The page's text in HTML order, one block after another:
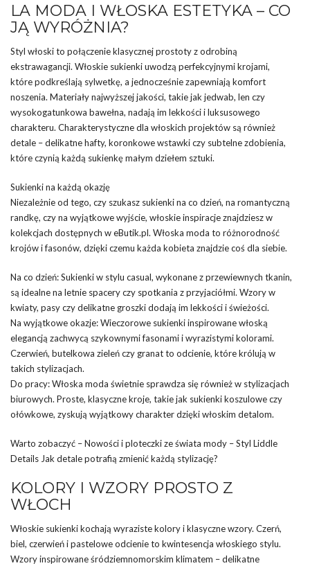
LA MODA I WŁOSKA ESTETYKA – CO
JĄ WYRÓŻNIA?
Styl włoski to połączenie klasycznej prostoty z odrobiną
ekstrawagancji. Włoskie sukienki uwodzą perfekcyjnymi krojami,
które podkreślają sylwetkę, a jednocześnie zapewniają komfort
noszenia. Materiały najwyższej jakości, takie jak jedwab, len czy
wysokogatunkowa bawełna, nadają im lekkości i luksusowego
charakteru. Charakterystyczne dla włoskich projektów są również
detale – delikatne hafty, koronkowe wstawki czy subtelne zdobienia,
które czynią każdą sukienkę małym dziełem sztuki.
Sukienki na każdą okazję
Niezależnie od tego, czy szukasz sukienki na co dzień, na romantyczną
randkę, czy na wyjątkowe wyjście, włoskie inspiracje znajdziesz w
kolekcjach dostępnych w eButik.pl. Włoska moda to różnorodność
krojów i fasonów, dzięki czemu każda kobieta znajdzie coś dla siebie.
Na co dzień: Sukienki w stylu casual, wykonane z przewiewnych tkanin,
są idealne na letnie spacery czy spotkania z przyjaciółmi. Wzory w
kwiaty, pasy czy delikatne groszki dodają im lekkości i świeżości.
Na wyjątkowe okazje: Wieczorowe sukienki inspirowane włoską
elegancją zachwycą szykownymi fasonami i wyrazistymi kolorami.
Czerwień, butelkowa zieleń czy granat to odcienie, które królują w
takich stylizacjach.
Do pracy: Włoska moda świetnie sprawdza się również w stylizacjach
biurowych. Proste, klasyczne kroje, takie jak sukienki koszulowe czy
ołówkowe, zyskują wyjątkowy charakter dzięki włoskim detalom.
Warto zobaczyć – Nowości i ploteczki ze świata mody – Styl Liddle
Details Jak detale potrafią zmienić każdą stylizację?
KOLORY I WZORY PROSTO Z
WŁOCH
Włoskie sukienki kochają wyraziste kolory i klasyczne wzory. Czerń,
biel, czerwień i pastelowe odcienie to kwintesencja włoskiego stylu.
Wzory inspirowane śródziemnomorskim klimatem – delikatne